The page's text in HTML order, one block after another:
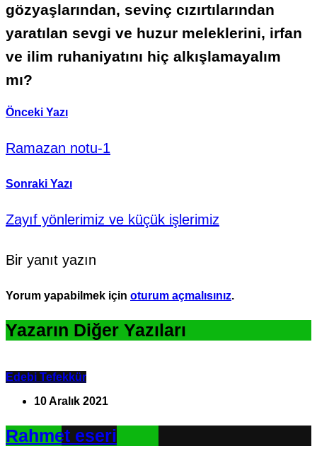
gözyaşlarından, sevinç cızırtılarından
yaratılan sevgi ve huzur meleklerini, irfan
ve ilim ruhaniyatını hiç alkışlamayalım
mı?
Önceki Yazı
Ramazan notu-1
Sonraki Yazı
Zayıf yönlerimiz ve küçük işlerimiz
Bir yanıt yazın
Yorum yapabilmek için oturum açmalısınız.
Yazarın Diğer Yazıları
Edebi Tefekkür
10 Aralık 2021
Rahmet eseri